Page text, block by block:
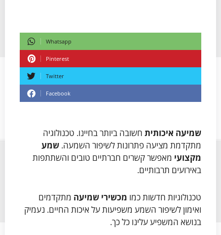
Whatsapp
Pinterest
Twitter
Facebook
שמיעה איכותית חשובה ביותר בחיינו. טכנולוגיה
מתקדמת מציעה פתרונות לשיפור השמעה. שמע
מקצועי מאפשר קשרים חברתיים טובים והשתתפות
באירועים תרבותיים.
טכנולוגיות חדשות כמו מכשירי שמיעה מתקדמים
ואימון לשיפור השמע משפיעות על איכות החיים. נעמיק
בנושא המשפיע עלינו כל כך.